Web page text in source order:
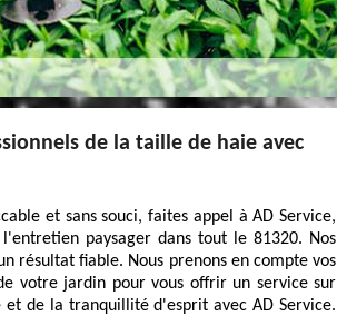
de la taille de haie avec
et sans souci, faites appel à AD Service,
paysager dans tout le 81320. Nos
résultat fiable. Nous prenons en compte vos
votre jardin pour vous offrir un service sur
de la tranquillité d'esprit avec AD Service.